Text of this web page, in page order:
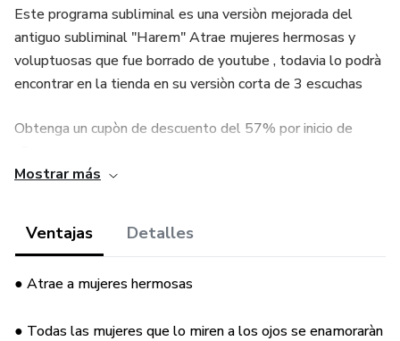
Este programa subliminal es una versiòn mejorada del
antiguo subliminal "Harem" Atrae mujeres hermosas y
voluptuosas que fue borrado de youtube , todavia lo podrà
encontrar en la tienda en su versiòn corta de 3 escuchas
Obtenga un cupòn de descuento del 57% por inicio de
mientras pasen los meses...
Mostrar más
Ventajas Detalles
● Atrae a mujeres hermosas
● Todas las mujeres que lo miren a los ojos se enamoraràn